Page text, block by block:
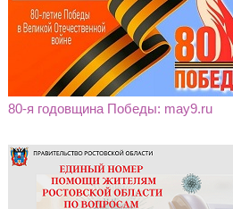
80-я годовщина Победы: may9.ru